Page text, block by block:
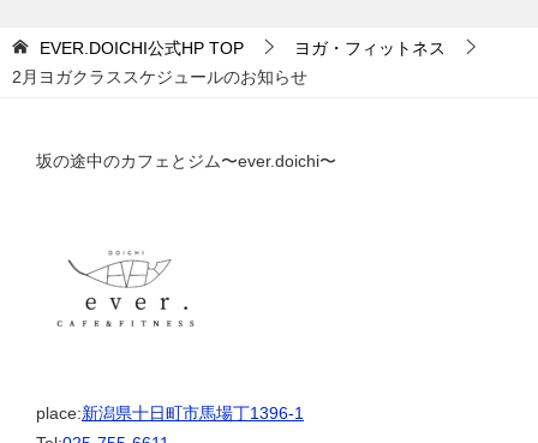
EVER.DOICHI公式HP TOP
ヨガ・フィットネス
2月ヨガクラススケジュールのお知らせ
坂の途中のカフェとジム〜ever.doichi〜
place:新潟県十日町市馬場丁1396-1